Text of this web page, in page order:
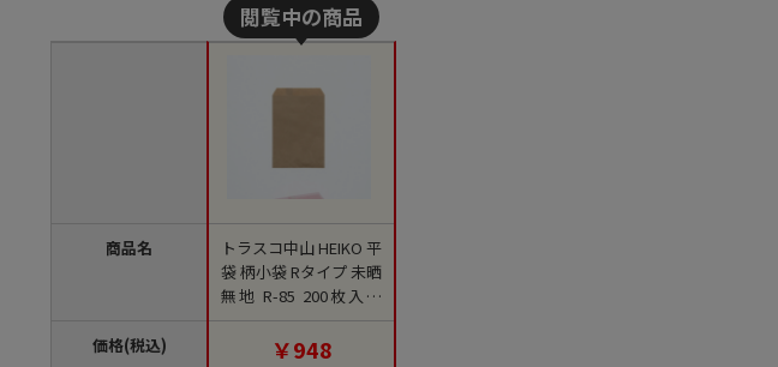
商品名
価格(税込)
トラスコ中山 HEIKO 平
袋 柄小袋 Rタイプ 未晒
無地 R-85 200枚入り
（ご注文単位1袋）
【直送品】￥948